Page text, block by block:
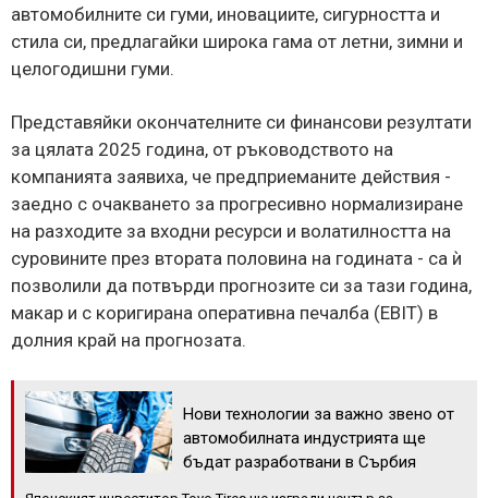
автомобилните си гуми, иновациите, сигурността и
стила си, предлагайки широка гама от летни, зимни и
целогодишни гуми.
Представяйки окончателните си финансови резултати
за цялата 2025 година, от ръководството на
компанията заявиха, че предприеманите действия -
заедно с очакването за прогресивно нормализиране
на разходите за входни ресурси и волатилността на
суровините през втората половина на годината - са ѝ
позволили да потвърди прогнозите си за тази година,
макар и с коригирана оперативна печалба (EBIT) в
долния край на прогнозата.
Нови технологии за важно звено от
автомобилната индустрията ще
бъдат разработвани в Сърбия